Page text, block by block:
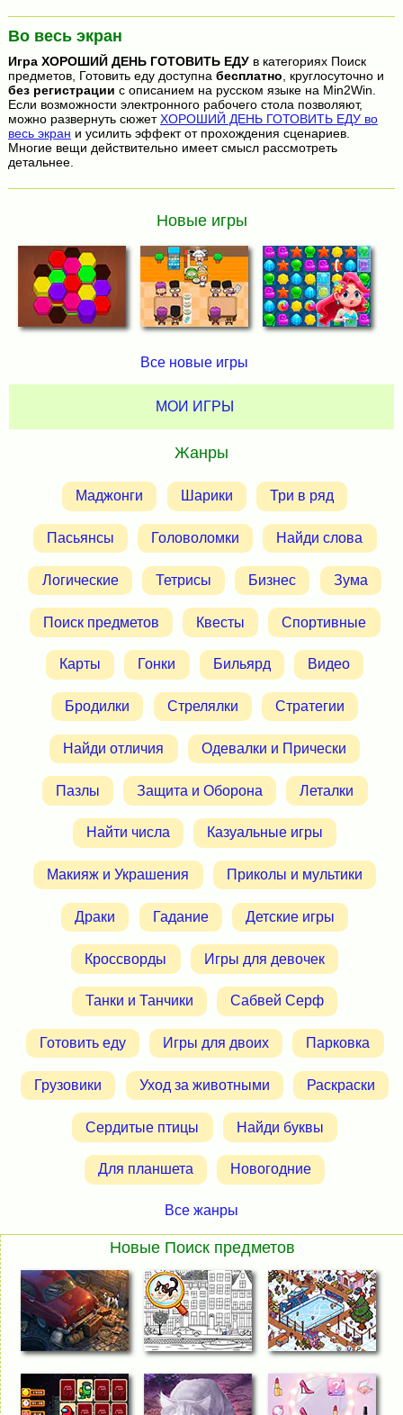
Во весь экран
Игра ХОРОШИЙ ДЕНЬ ГОТОВИТЬ ЕДУв категориях Поиск
предметов, Готовить еду доступна бесплатно , круглосуточно и
без регистрации с описанием на русском языке на Min2Win.
Если возможности электронного рабочего стола позволяют,
можно развернуть сюжетХОРОШИЙ ДЕНЬ ГОТОВИТЬ ЕДУ во
весь экран и усилить эффект от прохождения сценариев.
Многие вещи действительно имеет смысл рассмотреть
детальнее.
Новые игры
Все новые игры
МОИ ИГРЫ
Жанры
Маджонги Шарики Три в ряд
Пасьянсы Головоломки Найди слова
Логические Тетрисы Бизнес Зума
Поиск предметов Квесты Спортивные
Карты Гонки Бильярд Видео
Бродилки Стрелялки Стратегии
Найди отличия Одевалки и Прически
Пазлы Защита и Оборона Леталки
Найти числа Казуальные игры
Макияж и Украшения Приколы и мультики
Драки Гадание Детские игры
Кроссворды Игры для девочек
Танки и Танчики Сабвей Серф
Готовить еду Игры для двоих Парковка
Грузовики Уход за животными Раскраски
Сердитые птицы Найди буквы
Для планшета Новогодние
Все жанры
Новые Поиск предметов